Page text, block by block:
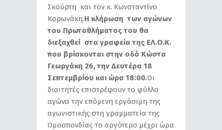
Σκούρτη και τον κ. Κωνσταντίνο
Κορωνάκη.Η κλήρωση των αγώνων
του Πρωταθλήματος του θα
διεξαχθεί στα γραφεία της ΕΛ.Ο.Κ.
που βρίσκονται στην οδό Κώστα
Γεωργάκη 26, την Δευτέρα 18
Σεπτεμβρίου και ώρα 18:00.Οι
διαιτητές επιστρέφουν το φύλλο
αγώνα την επόμενη εργάσιμη της
αγωνιστικής στη γραμματεία της
Ομοσπονδίας το αργότερο μέχρι ώρα